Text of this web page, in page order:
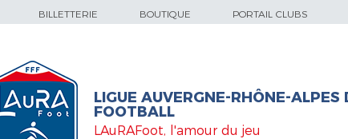
BILLETTERIE BOUTIQUE PORTAIL CLUBS
LIGUE AUVERGNE-RHÔNE-ALPES
FOOTBALL
LAuRAFoot, l'amour du jeu